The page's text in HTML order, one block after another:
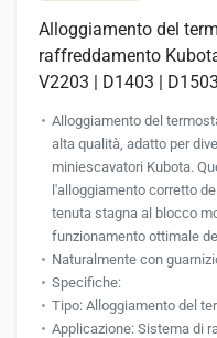
Alloggiamento del
raffreddamento
V2203 | D1403 |
Alloggiamento del
alta qualità, adatto per
miniescavatori Kubota.
l'alloggiamento corretto
tenuta stagna al blocco
funzionamento ottimale
Naturalmente con
Specifiche:
Tipo: Alloggiamento del
Applicazione: Sistema di